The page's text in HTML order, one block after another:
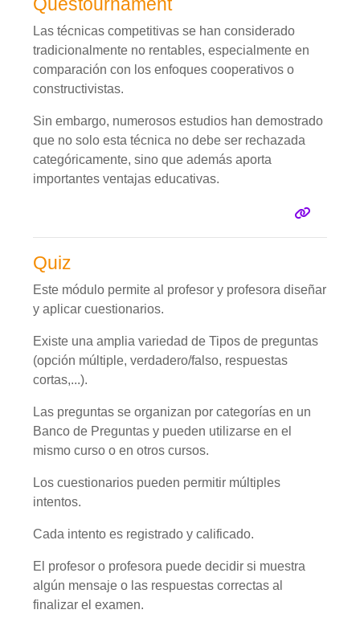
Las técnicas competitivas se han considerado
tradicionalmente no rentables, especialmente en
comparación con los enfoques cooperativos o
constructivistas.
Sin embargo, numerosos estudios han demostrado
que no solo esta técnica no debe ser rechazada
categóricamente, sino que además aporta
importantes ventajas educativas.
Quiz
Este módulo permite al profesor y profesora diseñar
y aplicar cuestionarios.
Existe una amplia variedad de Tipos de preguntas
(opción múltiple, verdadero/falso, respuestas
cortas,...).
Las preguntas se organizan por categorías en un
Banco de Preguntas y pueden utilizarse en el
mismo curso o en otros cursos.
Los cuestionarios pueden permitir múltiples
intentos.
Cada intento es registrado y calificado.
El profesor o profesora puede decidir si muestra
algún mensaje o las respuestas correctas al
finalizar el examen.